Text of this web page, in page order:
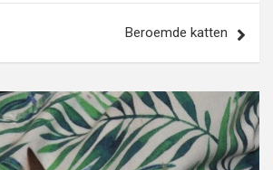
Beroemde katten